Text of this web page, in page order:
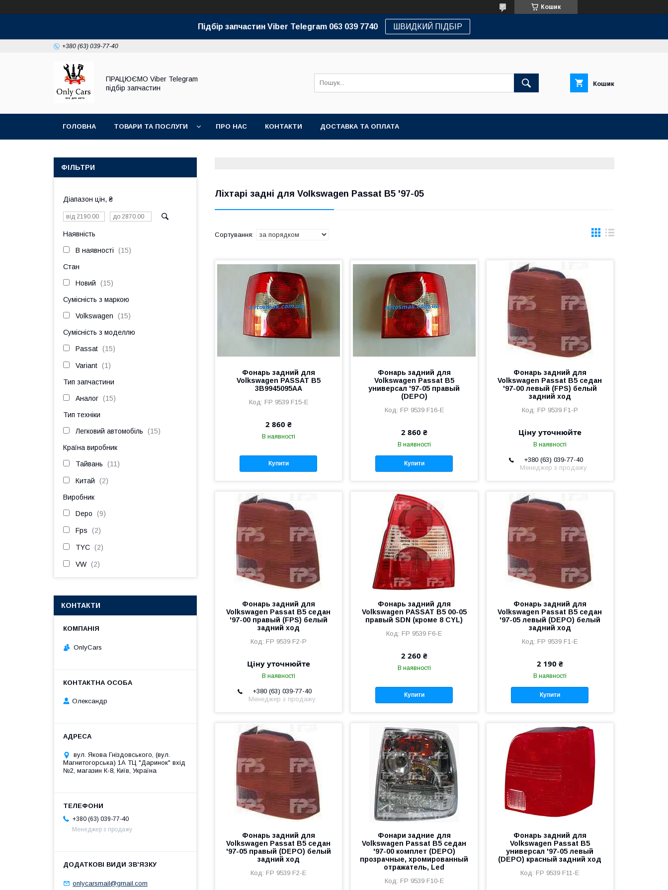
Кошик
Підбір запчастин Viber Telegram 063 039 7740 ШВИДКИЙ ПІДБІР
+380 (63) 039-77-40
ПРАЦЮЄМО Viber Telegram
підбір запчастин
Кошик
ГОЛОВНА ТОВАРИ ТА ПОСЛУГИ ПРО НАС КОНТАКТИ ДОСТАВКА ТА ОПЛАТА
Ліхтарі задні для Volkswagen Passat B5 '97-05
Фонарь задний для
Volkswagen PASSAT B5
3B9945095AA
FP 9539 F15-E
2 860 ₴
В наявності
Купити
Фонарь задний для
Volkswagen Passat B5
универсал '97-05 правый
(DEPO)
FP 9539 F16-E
2 860 ₴
В наявності
Купити
Фонарь задний для
Volkswagen Passat B5 седан
'97-00 левый (FPS) белый
задний ход
FP 9539 F1-P
Ціну уточнюйте
В наявності
+380 (63) 039-77-40
Менеджер з продажу
Фонарь задний для
Volkswagen Passat B5 седан
'97-00 правый (FPS) белый
задний ход
FP 9539 F2-P
Ціну уточнюйте
В наявності
+380 (63) 039-77-40
Менеджер з продажу
Фонарь задний для
Volkswagen PASSAT B5 00-05
правый SDN (кроме 8 CYL)
FP 9539 F6-E
2 260 ₴
В наявності
Купити
Фонарь задний для
Volkswagen Passat B5 седан
'97-05 левый (DEPO) белый
задний ход
FP 9539 F1-E
2 190 ₴
В наявності
Купити
Фонарь задний для
Volkswagen Passat B5 седан
'97-05 правый (DEPO) белый
задний ход
FP 9539 F2-E
Фонари задние для
Volkswagen Passat B5 седан
'97-00 комплет (DEPO)
прозрачные, хромированный
отражатель, Led
FP 9539 F10-E
Фонарь задний для
Volkswagen Passat B5
универсал '97-05 левый
(DEPO) красный задний ход
FP 9539 F11-E
ФІЛЬТРИ
Діапазон цін, ₴
Наявність
В наявності 15
Стан
Новий 15
Сумісність з маркою
Volkswagen 15
Сумісність з моделлю
Passat 15
Variant 1
Тип запчастини
Аналог 15
Тип техніки
Легковий автомобіль 15
Країна виробник
Тайвань 11
Китай 2
Виробник
Depo 9
Fps 2
TYC 2
VW 2
КОНТАКТИ
OnlyCars
Олександр
вул. Якова Гніздовського, (вул.
Магнитогорська) 1А ТЦ "Даринок" вхід
№2, магазин К-8, Київ, Україна
+380 (63) 039-77-40
Менеджер з продажу
onlycarsmail@gmail.com